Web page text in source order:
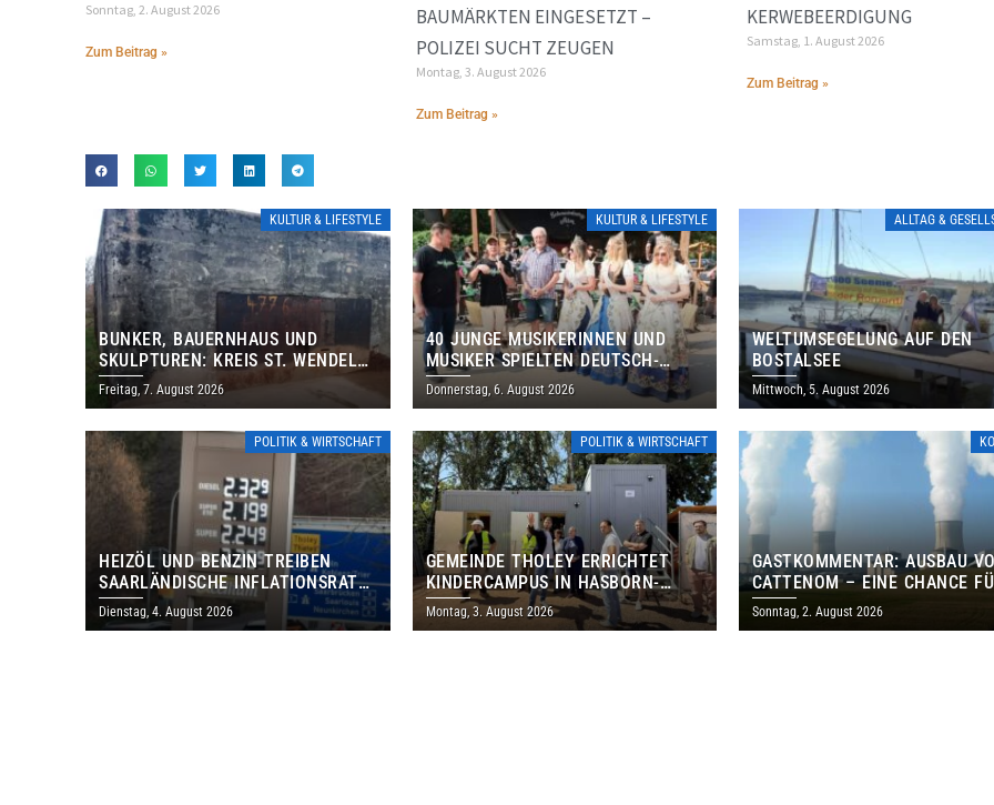
Sonntag, 2. August 2026
Zum Beitrag »
BAUMÄRKTEN EINGESETZT –
POLIZEI SUCHT ZEUGEN
Montag, 3. August 2026
Zum Beitrag »
KERWEBEERDIGUNG
Samstag, 1. August 2026
Zum Beitrag »
KULTUR & LIFESTYLE
BUNKER, BAUERNHAUS UND
SKULPTUREN: KREIS ST. WENDEL
LÄDT ZUM TAG DES OFFENEN
DENKMALS EIN
Freitag, 7. August 2026
KULTUR & LIFESTYLE
40 JUNGE MUSIKERINNEN UND
MUSIKER SPIELTEN DEUTSCH-
BRASILIANISCHES PROGRAMM IN
THOLEY
Donnerstag, 6. August 2026
ALLTAG &
WELTUMSEGELUNG AUF DEN
BOSTALSEE
Mittwoch, 5. August 2026
POLITIK & WIRTSCHAFT
HEIZÖL UND BENZIN TREIBEN
SAARLÄNDISCHE INFLATIONSRATE
IM JULI AUF 3,2 PROZENT
Dienstag, 4. August 2026
POLITIK & WIRTSCHAFT
GEMEINDE THOLEY ERRICHTET
KINDERCAMPUS IN HASBORN-
DAUTWEILER FÜR RUND 8,5 BIS 9
MILLIONEN EURO
Montag, 3. August 2026
GASTKOMMENTAR: AUSBAU
CATTENOM – EINE CHANCE
LOTHRINGEN UND DAS
Sonntag, 2. August 2026